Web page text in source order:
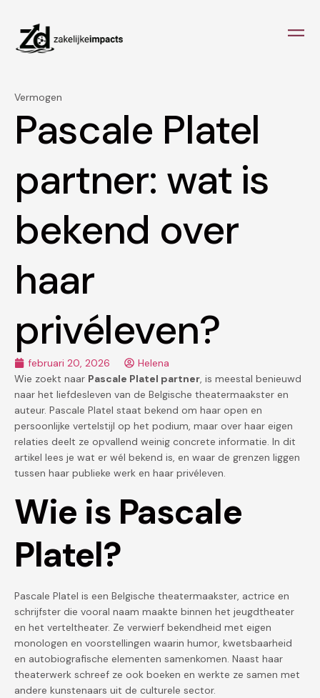
Vermogen
Pascale Platel
partner: wat is
bekend over
haar
privéleven?
februari 20, 2026
Helena
Wie zoekt naar Pascale Platel partner, is meestal benieuwd
naar het liefdesleven van de Belgische theatermaakster en
auteur. Pascale Platel staat bekend om haar open en
persoonlijke vertelstijl op het podium, maar over haar eigen
relaties deelt ze opvallend weinig concrete informatie. In dit
artikel lees je wat er wél bekend is, en waar de grenzen liggen
tussen haar publieke werk en haar privéleven.
Wie is Pascale
Platel?
Pascale Platel is een Belgische theatermaakster, actrice en
schrijfster die vooral naam maakte binnen het jeugdtheater
en het verteltheater. Ze verwierf bekendheid met eigen
monologen en voorstellingen waarin humor, kwetsbaarheid
en autobiografische elementen samenkomen. Naast haar
theaterwerk schreef ze ook boeken en werkte ze samen met
andere kunstenaars uit de culturele sector.